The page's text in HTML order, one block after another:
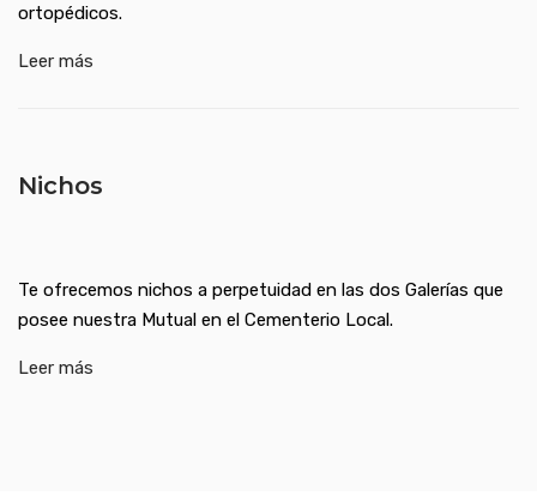
ortopédicos.
Leer más
Nichos
Te ofrecemos nichos a perpetuidad en las dos Galerías que
posee nuestra Mutual en el Cementerio Local.
Leer más